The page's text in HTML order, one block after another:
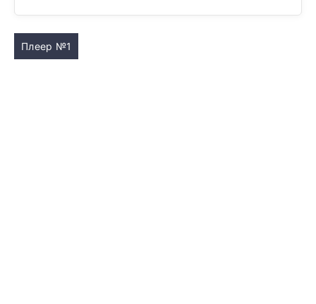
Плеер №1